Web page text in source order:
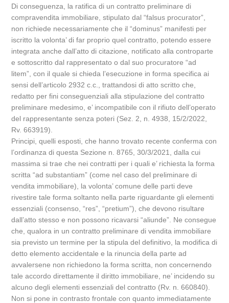
Di conseguenza, la ratifica di un contratto preliminare di
compravendita immobiliare, stipulato dal “falsus procurator”,
non richiede necessariamente che il “dominus” manifesti per
iscritto la volonta’ di far proprio quel contratto, potendo essere
integrata anche dall’atto di citazione, notificato alla controparte
e sottoscritto dal rappresentato o dal suo procuratore “ad
litem”, con il quale si chieda l’esecuzione in forma specifica ai
sensi dell’articolo 2932 c.c., trattandosi di atto scritto che,
redatto per fini conseguenziali alla stipulazione del contratto
preliminare medesimo, e’ incompatibile con il rifiuto dell’operato
del rappresentante senza poteri (Sez. 2, n. 4938, 15/2/2022,
Rv. 663919).
Principi, quelli esposti, che hanno trovato recente conferma con
l’ordinanza di questa Sezione n. 8765, 30/3/2021, dalla cui
massima si trae che nei contratti per i quali e’ richiesta la forma
scritta “ad substantiam” (come nel caso del preliminare di
vendita immobiliare), la volonta’ comune delle parti deve
rivestire tale forma soltanto nella parte riguardante gli elementi
essenziali (consenso, “res”, “pretium”), che devono risultare
dall’atto stesso e non possono ricavarsi “aliunde”. Ne consegue
che, qualora in un contratto preliminare di vendita immobiliare
sia previsto un termine per la stipula del definitivo, la modifica di
detto elemento accidentale e la rinuncia della parte ad
avvalersene non richiedono la forma scritta, non concernendo
tale accordo direttamente il diritto immobiliare, ne’ incidendo su
alcuno degli elementi essenziali del contratto (Rv. n. 660840).
Non si pone in contrasto frontale con quanto immediatamente